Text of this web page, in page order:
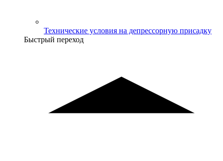
Технические условия на депрессорную присадку
Быстрый переход